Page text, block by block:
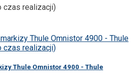
czas realizacji)
czas realizacji)
Thule Omnistor 4900 - Thule